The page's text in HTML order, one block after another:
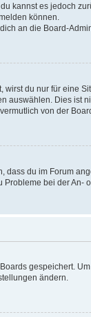
kannst es jedoch
können.
an die Board-
du nur für
auswählen. Dies
von der
dass du im Forum
bei der
gespeichert.
ändern.